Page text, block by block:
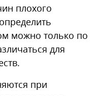
плохого
можно только по
для
при